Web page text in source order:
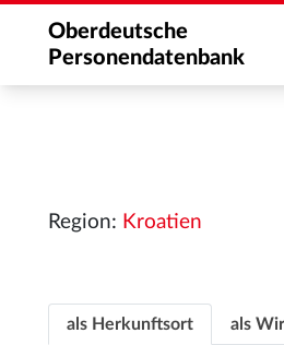
Oberdeutsche
Personendatenbank
Region: Kroatien
als Herkunftsort als